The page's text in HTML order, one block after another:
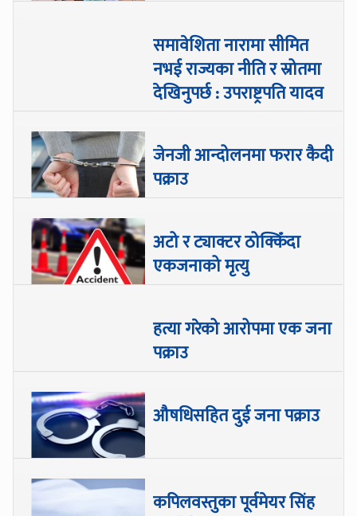
समावेशिता नारामा सीमित
नभई राज्यका नीति र स्रोतमा
देखिनुपर्छ : उपराष्ट्रपति यादव
जेनजी आन्दोलनमा फरार कैदी
पक्राउ
अटो र ट्याक्टर ठोक्किँदा
एकजनाको मृत्यु
हत्या गरेको आरोपमा एक जना
पक्राउ
औषधिसहित दुई जना पक्राउ
कपिलवस्तुका पूर्वमेयर सिंह